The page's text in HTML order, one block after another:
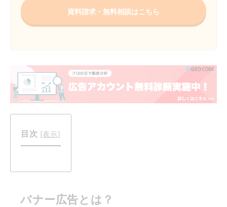
資料請求・無料相談はこちら
目次 [表示]
バナー広告とは？